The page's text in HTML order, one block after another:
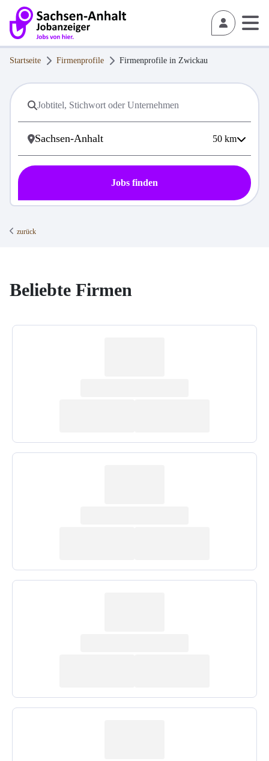
Startseite Firmenprofile Firmenprofile in Zwickau
50 km
Jobs finden
zurück
Beliebte Firmen